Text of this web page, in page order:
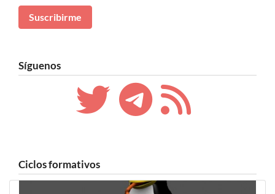
Síguenos
Ciclos formativos